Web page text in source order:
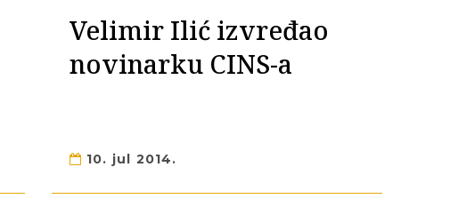
Velimir Ilić izvređao
novinarku CINS-a
10. jul 2014.